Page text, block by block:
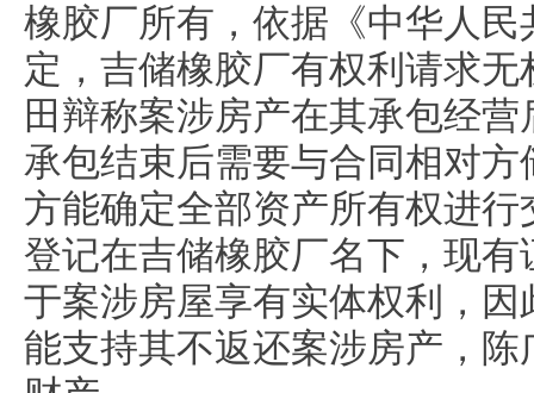
橡胶厂所有，依据《中华人民
定，吉储橡胶厂有权利请求
田辩称案涉房产在其承包经
承包结束后需要与合同相对
方能确定全部资产所有权进
登记在吉储橡胶厂名下，现
于案涉房屋享有实体权利，
能支持其不返还案涉房产，